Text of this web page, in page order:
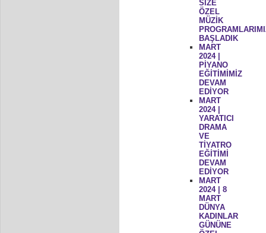
SİZE
ÖZEL
MÜZİK
BAŞLADIK
MART
2024 |
PİYANO
EĞİTİMİMİZ
DEVAM
EDİYOR
MART
2024 |
YARATICI
DRAMA
VE
TİYATRO
EĞİTİMİ
DEVAM
EDİYOR
MART
2024 | 8
MART
DÜNYA
KADINLAR
GÜNÜNE